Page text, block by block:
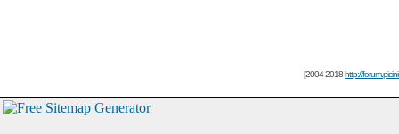
[2004-2018http://